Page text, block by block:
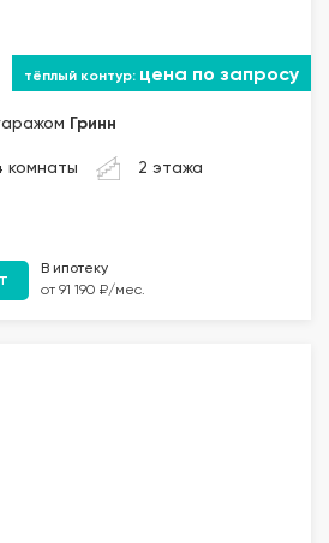
цена по запросу
Гринн
комнаты 2 этажа
В ипотеку
от 91 190 ₽/мес.